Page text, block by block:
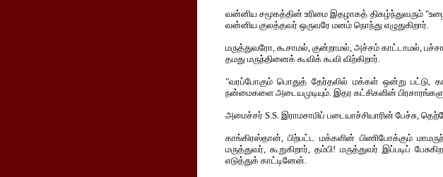
வன்னிய சமூகத்தின் உரிமை இதழாகத் திகழ்ந்துவரும்
வன்னிய குலத்தவர் ஒருவரே மனம் நொந்து எழுதுகிறார்.
மருத்துவரோ, கூசாமல், குன்றாமல், அச்சம் காட்டாமல்,
தமது மருந்தினைக் கூவிக் கூவி விற்கிறார்.
"வரப்போகும் பொதுத் தேர்தலில் மக்கள் ஒன்று பட்டு,
நன்மைகளை அடையமுடியும். இதர கட்சிகளின்
அமைச்சர் S.S. இராமசாமிப் படையாச்சியாரின் பேச்சு,
காங்கிரஸ்தான், பிற்பட்ட மக்களின் பிணிபோக்கும்
மருத்துவர், கூறுகிறார், தம்பி! மருத்துவர் இப்படிப்
எடுத்துக் காட்டினேன்.